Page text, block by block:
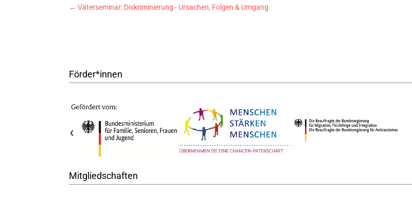
←Väterseminar: Diskriminierung - Ursachen, Folgen & Umgang
Förder*innen
‹
Mitgliedschaften